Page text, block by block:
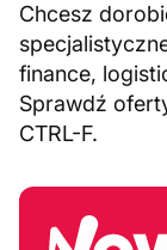
Chcesz
finance,
Sprawdź
CTRL-F.